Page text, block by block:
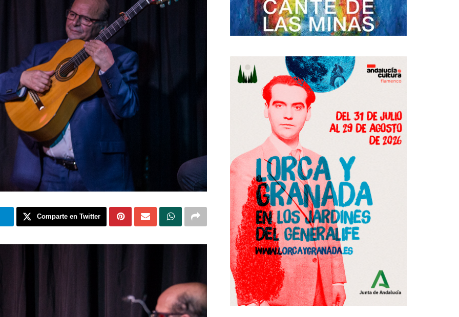
Comparte en Twitter